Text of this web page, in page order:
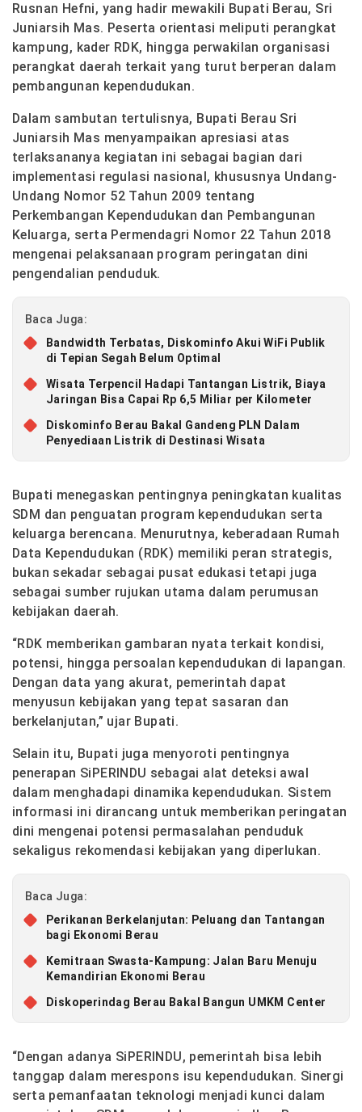
Rusnan Hefni, yang hadir mewakili Bupati Berau, Sri
Juniarsih Mas. Peserta orientasi meliputi perangkat
kampung, kader RDK, hingga perwakilan organisasi
perangkat daerah terkait yang turut berperan dalam
pembangunan kependudukan.
Dalam sambutan tertulisnya, Bupati Berau Sri
Juniarsih Mas menyampaikan apresiasi atas
terlaksananya kegiatan ini sebagai bagian dari
implementasi regulasi nasional, khususnya Undang-
Undang Nomor 52 Tahun 2009 tentang
Perkembangan Kependudukan dan Pembangunan
Keluarga, serta Permendagri Nomor 22 Tahun 2018
mengenai pelaksanaan program peringatan dini
pengendalian penduduk.
Baca Juga:
Bandwidth Terbatas, Diskominfo Akui WiFi Publik
di Tepian Segah Belum Optimal
Wisata Terpencil Hadapi Tantangan Listrik, Biaya
Jaringan Bisa Capai Rp 6,5 Miliar per Kilometer
Diskominfo Berau Bakal Gandeng PLN Dalam
Penyediaan Listrik di Destinasi Wisata
Bupati menegaskan pentingnya peningkatan kualitas
SDM dan penguatan program kependudukan serta
keluarga berencana. Menurutnya, keberadaan Rumah
Data Kependudukan (RDK) memiliki peran strategis,
bukan sekadar sebagai pusat edukasi tetapi juga
sebagai sumber rujukan utama dalam perumusan
kebijakan daerah.
“RDK memberikan gambaran nyata terkait kondisi,
potensi, hingga persoalan kependudukan di lapangan.
Dengan data yang akurat, pemerintah dapat
menyusun kebijakan yang tepat sasaran dan
berkelanjutan,” ujar Bupati.
Selain itu, Bupati juga menyoroti pentingnya
penerapan SiPERINDU sebagai alat deteksi awal
dalam menghadapi dinamika kependudukan. Sistem
informasi ini dirancang untuk memberikan peringatan
dini mengenai potensi permasalahan penduduk
sekaligus rekomendasi kebijakan yang diperlukan.
Baca Juga:
Perikanan Berkelanjutan: Peluang dan Tantangan
bagi Ekonomi Berau
Kemitraan Swasta-Kampung: Jalan Baru Menuju
Kemandirian Ekonomi Berau
Diskoperindag Berau Bakal Bangun UMKM Center
“Dengan adanya SiPERINDU, pemerintah bisa lebih
tanggap dalam merespons isu kependudukan. Sinergi
serta pemanfaatan teknologi menjadi kunci dalam